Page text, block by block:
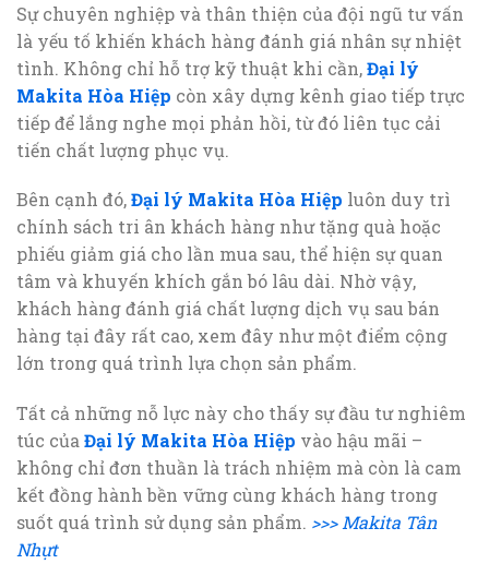
Sự chuyên nghiệp và thân thiện của đội ngũ tư vấn
là yếu tố khiến khách hàng đánh giá nhân sự nhiệt
tình. Không chỉ hỗ trợ kỹ thuật khi cần,Đại lý
Makita Hòa Hiệp còn xây dựng kênh giao tiếp trực
tiếp để lắng nghe mọi phản hồi, từ đó liên tục cải
tiến chất lượng phục vụ.
Bên cạnh đó,Đại lý Makita Hòa Hiệp luôn duy trì
chính sách tri ân khách hàng như tặng quà hoặc
phiếu giảm giá cho lần mua sau, thể hiện sự quan
tâm và khuyến khích gắn bó lâu dài. Nhờ vậy,
khách hàng đánh giá chất lượng dịch vụ sau bán
hàng tại đây rất cao, xem đây như một điểm cộng
lớn trong quá trình lựa chọn sản phẩm.
Tất cả những nỗ lực này cho thấy sự đầu tư nghiêm
túc của Đại lý Makita Hòa Hiệp vào hậu mãi –
không chỉ đơn thuần là trách nhiệm mà còn là cam
kết đồng hành bền vững cùng khách hàng trong
suốt quá trình sử dụng sản phẩm. >>> Makita Tân
Nhựt